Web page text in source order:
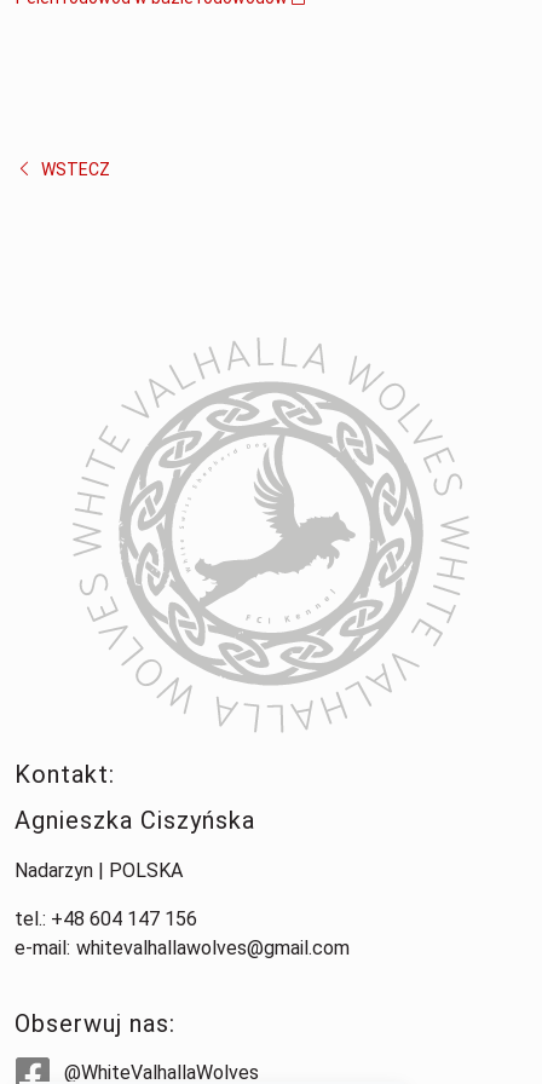
WSTECZ
Kontakt:
Agnieszka Ciszyńska
Nadarzyn | POLSKA
tel.: +48 604 147 156
e-mail: whitevalhallawolves@gmail.com
Obserwuj nas:
@WhiteValhallaWolves